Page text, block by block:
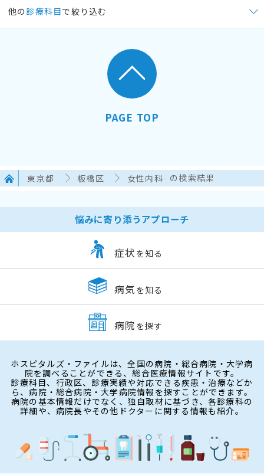
他の 診療科目で絞り込む
PAGE TOP
東京都 板橋区 女性内科 の検索結果
悩みに寄り添うアプローチ
症状 を知る
病気 を知る
病院 を探す
ホスピタルズ・ファイルは、全国の病院・総合病院・大学病
院を調べることができる、総合医療情報サイトです。
診療科目、行政区、診療実績や対応できる疾患・治療などか
ら、病院・総合病院・大学病院情報を探すことができます。
病院の基本情報だけでなく、独自取材に基づき、各診療科の
詳細や、病院長やその他ドクターに関する情報も紹介。